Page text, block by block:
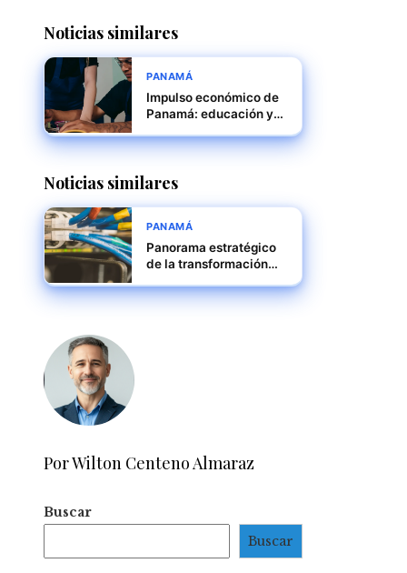
Noticias similares
PANAMÁ
Impulso económico de
Panamá: educación y
Noticias similares
PANAMÁ
Panorama estratégico
de la transformación
panameñas
Por Wilton Centeno Almaraz
Buscar
Buscar